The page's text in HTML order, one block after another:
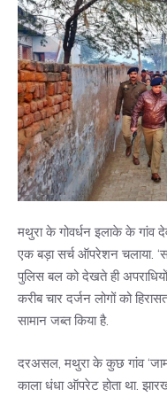
मथुरा के गोवर्धन इलाके के
एक बड़ा सर्च ऑपरेशन चलाया.
पुलिस बल को देखते ही
करीब चार दर्जन लोगों को
सामान जब्त किया है.
दरअसल, मथुराके कुछ गांव
काला धंधा ऑपरेट होता था.